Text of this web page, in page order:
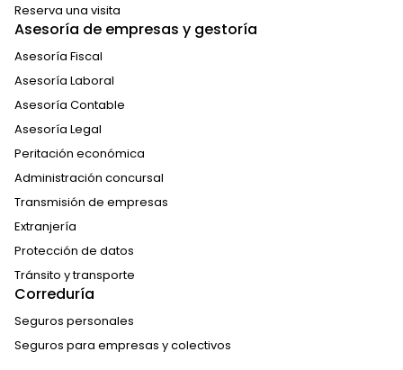
Reserva una visita
Asesoría de empresas y gestoría
Asesoría Fiscal
Asesoría Laboral
Asesoría Contable
Asesoría Legal
Peritación económica
Administración concursal
Transmisión de empresas
Extranjería
Protección de datos
Tránsito y transporte
Correduría
Seguros personales
Seguros para empresas y colectivos